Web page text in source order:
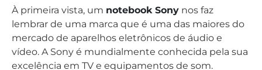
À primeira vista, um notebook Sony nos faz
lembrar de uma marca que é uma das maiores do
mercado de aparelhos eletrônicos de áudio e
vídeo. A Sony é mundialmente conhecida pela sua
excelência em TV e equipamentos de som.